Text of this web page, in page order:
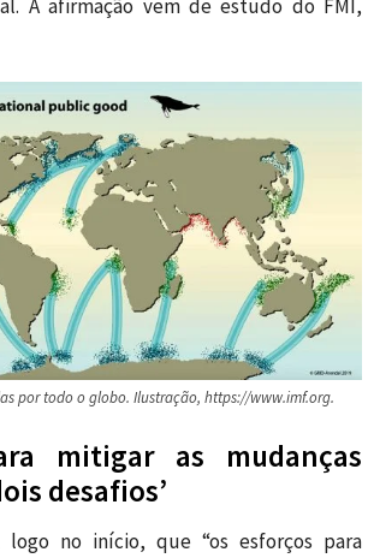
A afirmação vem de estudo do FMI,
por todo o globo. Ilustração, https://www.imf.org.
mitigar as mudanças
desafios’
no início, que “os esforços para